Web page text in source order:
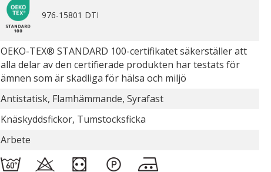
976-15801 DTI
OEKO-TEX® STANDARD 100-certifikatet säkerställer att
alla delar av den certifierade produkten har testats för
ämnen som är skadliga för hälsa och miljö
Antistatisk, Flamhämmande, Syrafast
Knäskyddsfickor, Tumstocksficka
Arbete